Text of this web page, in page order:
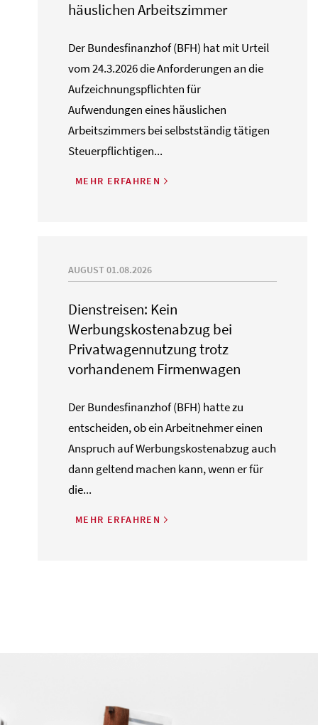
häuslichen Arbeitszimmer
Der Bundesfinanzhof (BFH) hat mit Urteil
vom 24.3.2026 die Anforderungen an die
Aufzeichnungspflichten für
Aufwendungen eines häuslichen
Arbeitszimmers bei selbstständig tätigen
Steuerpflichtigen...
MEHR ERFAHREN
AUGUST 01.08.2026
Dienstreisen: Kein
Werbungskostenabzug bei
Privatwagennutzung trotz
vorhandenem Firmenwagen
Der Bundesfinanzhof (BFH) hatte zu
entscheiden, ob ein Arbeitnehmer einen
Anspruch auf Werbungskostenabzug auch
dann geltend machen kann, wenn er für
die...
MEHR ERFAHREN